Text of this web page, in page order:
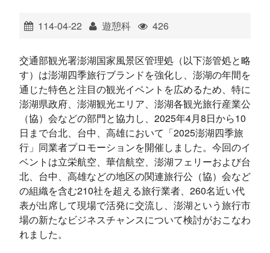
114-04-22 遊憩科 426
交通部観光署澎湖国家風景区管理処（以下澎管処と略
す）は澎湖四季旅行ブランドを強化し、澎湖の年間を
通じた特色と注目の観光イベントを広めるため、特に
澎湖県政府、澎湖観光エリア、澎湖各観光旅行産業公
（協）会などの部門と協力し、2025年4月8日から10
日まで台北、台中、高雄において「2025澎湖四季旅
行」同業者プロモーションを開催しました。今回のイ
ベントは立栄航空、華信航空、澎湖フェリーおよび台
北、台中、高雄などの地区の関連旅行公（協）会など
の組織を含む210社を超える旅行業者、260名近い代
表が出席して現場で活発に交流し、澎湖という旅行市
場の新たなビジネスチャンスについて検討がおこなわ
れました。